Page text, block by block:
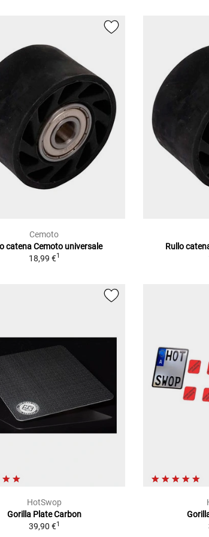
Cemoto
catena Cemoto universale
18,99 €1
Rullo
HotSwop
Gorilla Plate Carbon
39,90 €1